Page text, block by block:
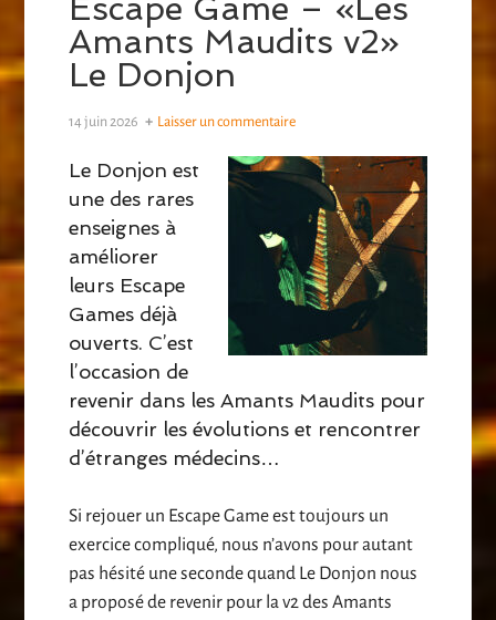
Escape Game – «Les
Amants Maudits v2»
Le Donjon
14 juin 2026 Laisser un commentaire
Le Donjon est
une des rares
enseignes à
améliorer
leurs Escape
Games déjà
ouverts. C’est
l’occasion de
revenir dans les Amants Maudits pour
découvrir les évolutions et rencontrer
d’étranges médecins…
Si rejouer un Escape Game est toujours un
exercice compliqué, nous n’avons pour autant
pas hésité une seconde quand Le Donjon nous
a proposé de revenir pour la v2 des Amants